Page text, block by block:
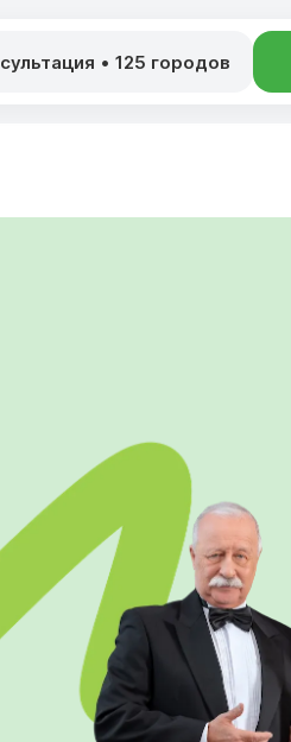
• 125 городов